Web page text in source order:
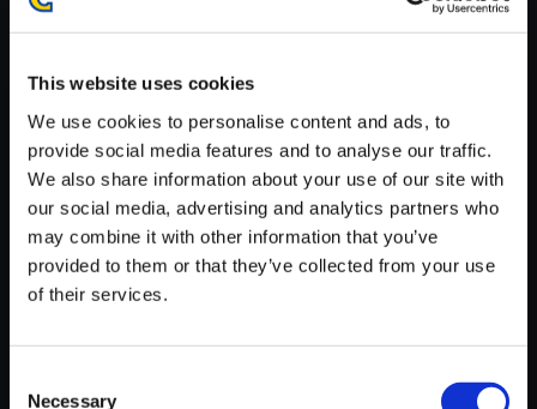
This website uses cookies
We use cookies to personalise content and ads, to
provide social media features and to analyse our traffic.
We also share information about your use of our site with
our social media, advertising and analytics partners who
may combine it with other information that you’ve
provided to them or that they’ve collected from your use
of their services.
Necessary
※ご購入いただいたファイルのダウンロードの際には、通信環境
が安定しているWifi環境でお試しください。
【単曲】ストリートファイターI
Vシリーズ サウンドBOX Histori
c Distillery Stage -Scotland-